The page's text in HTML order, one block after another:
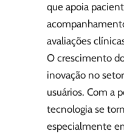
que apoia
avaliações
O crescimento
inovação no
usuários. Com a
tecnologia se
especialmente